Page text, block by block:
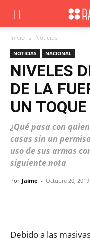
Inicio Noticias
NOTICIAS NACIONAL
NIVELES
DE LA
UN
¿Qué pasa con
casas sin un
uso de sus armas
siguiente nota
Por Jaime - Octubre 20, 2019
Debido a las